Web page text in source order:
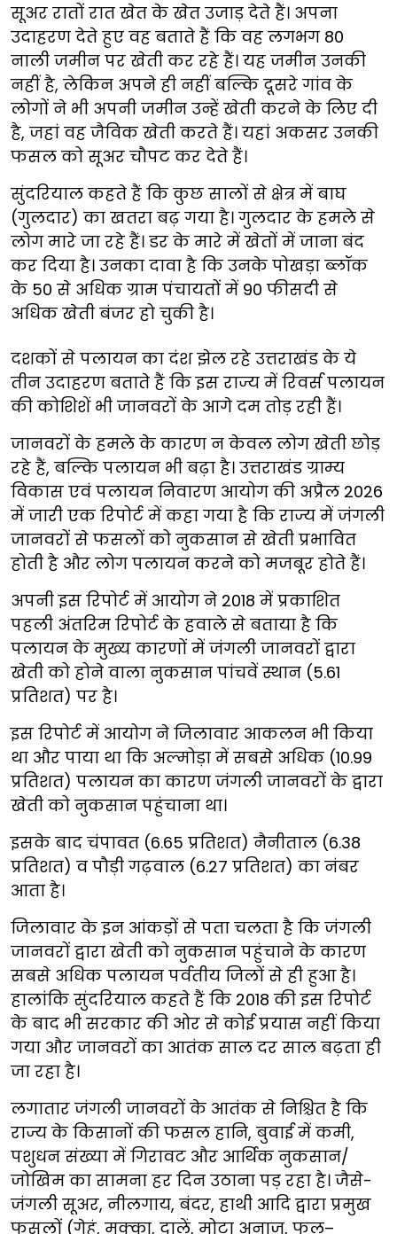
सूअर रातों रात खेत के खेत उजाड़ देते हैं। अपना
उदाहरण देते हुए वह बताते हैं कि वह लगभग 80
नाली जमीन पर खेती कर रहे हैं। यह जमीन उनकी
नहीं है, लेकिन अपने ही नहीं बल्कि दूसरे गांव के
लोगों ने भी अपनी जमीन उन्हें खेती करने के लिए दी
है, जहां वह जैविक खेती करते हैं। यहां अकसर उनकी
फसल को सूअर चौपट कर देते हैं।
सुंदरियाल कहते हैं कि कुछ सालों से क्षेत्र में बाघ
(गुलदार) का खतरा बढ़ गया है। गुलदार के हमले से
लोग मारे जा रहे हैं। डर के मारे में खेतों में जाना बंद
कर दिया है। उनका दावा है कि उनके पोखड़ा ब्लॉक
के 50 से अधिक ग्राम पंचायतों में 90 फीसदी से
अधिक खेती बंजर हो चुकी है।
दशकों से पलायन का दंश झेल रहे उत्तराखंड के ये
तीन उदाहरण बताते हैं कि इस राज्य में रिवर्स पलायन
की कोशिशें भी जानवरों के आगे दम तोड़ रही हैं।
जानवरों के हमले के कारण न केवल लोग खेती छोड़
रहे हैं, बल्कि पलायन भी बढ़ा है। उत्तराखंड ग्राम्य
विकास एवं पलायन निवारण आयोग की अप्रैल 2026
में जारी एक रिपोर्ट में कहा गया है कि राज्य में जंगली
जानवरों से फसलों को नुकसान से खेती प्रभावित
होती है और लोग पलायन करने को मजबूर होते हैं।
अपनी इस रिपोर्ट में आयोग ने 2018 में प्रकाशित
पहली अंतरिम रिपोर्ट के हवाले से बताया है कि
पलायन के मुख्य कारणों में जंगली जानवरों द्वारा
खेती को होने वाला नुकसान पांचवें स्थान (5.61
प्रतिशत) पर है।
इस रिपोर्ट में आयोग ने जिलावार आकलन भी किया
था और पाया था कि अल्मोड़ा में सबसे अधिक (10.99
प्रतिशत) पलायन का कारण जंगली जानवरों के द्वारा
खेती को नुकसान पहुंचाना था।
इसके बाद चंपावत (6.65 प्रतिशत) नैनीताल (6.38
प्रतिशत) व पौड़ी गढ़वाल (6.27 प्रतिशत) का नंबर
आता है।
जिलावार के इन आंकड़ों से पता चलता है कि जंगली
जानवरों द्वारा खेती को नुकसान पहुंचाने के कारण
सबसे अधिक पलायन पर्वतीय जिलों से ही हुआ है।
हालांकि सुंदरियाल कहते हैं कि 2018 की इस रिपोर्ट
के बाद भी सरकार की ओर से कोई प्रयास नहीं किया
गया और जानवरों का आतंक साल दर साल बढ़ता ही
जा रहा है।
लगातार जंगली जानवरों के आतंक से निश्चित है कि
राज्य के किसानों की फसल हानि, बुवाई में कमी,
पशुधन संख्या में गिरावट और आर्थिक नुकसान/
जोखिम का सामना हर दिन उठाना पड़ रहा है। जैसे-
जंगली सूअर, नीलगाय, बंदर, हाथी आदि द्वारा प्रमुख
फसलों (गेहूं, मक्का, दालें, मोटा अनाज, फल–